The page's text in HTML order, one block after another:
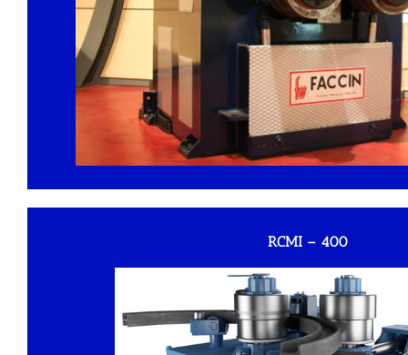
RCMI – 400